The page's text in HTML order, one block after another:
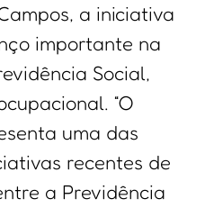
a iniciativa
importante na
Social,
“O
uma das
recentes de
a Previdência